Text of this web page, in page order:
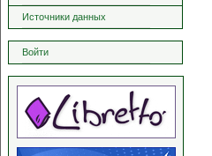
Источники данных
Войти